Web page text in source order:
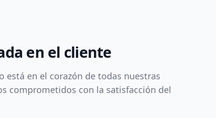
en el cliente
está en el corazón de todas nuestras
comprometidos con la satisfacción del